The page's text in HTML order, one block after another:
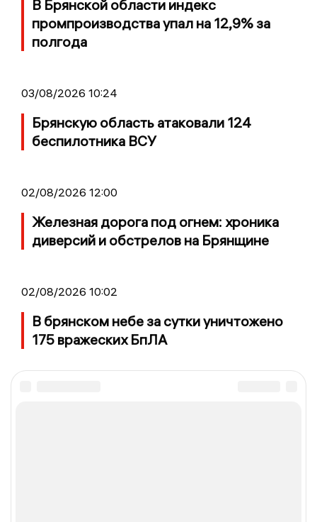
В Брянской области индекс
промпроизводства упал на 12,9% за
полгода
03/08/2026 10:24
Брянскую область атаковали 124
беспилотника ВСУ
02/08/2026 12:00
Железная дорога под огнем: хроника
диверсий и обстрелов на Брянщине
02/08/2026 10:02
В брянском небе за сутки уничтожено
175 вражеских БпЛА